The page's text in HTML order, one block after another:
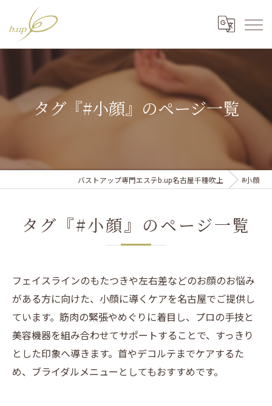
タグ『#小顔』のページ一覧
バストアップ専門エステb.up名古屋千種吹上 #小顔
タグ『#小顔』のページ一覧
フェイスラインのもたつきや左右差などのお顔のお悩み
がある方に向けた、小顔に導くケアを名古屋でご提供し
ています。筋肉の緊張やめぐりに着目し、プロの手技と
美容機器を組み合わせてサポートすることで、すっきり
とした印象へ導きます。首やデコルテまでケアするた
め、ブライダルメニューとしてもおすすめです。